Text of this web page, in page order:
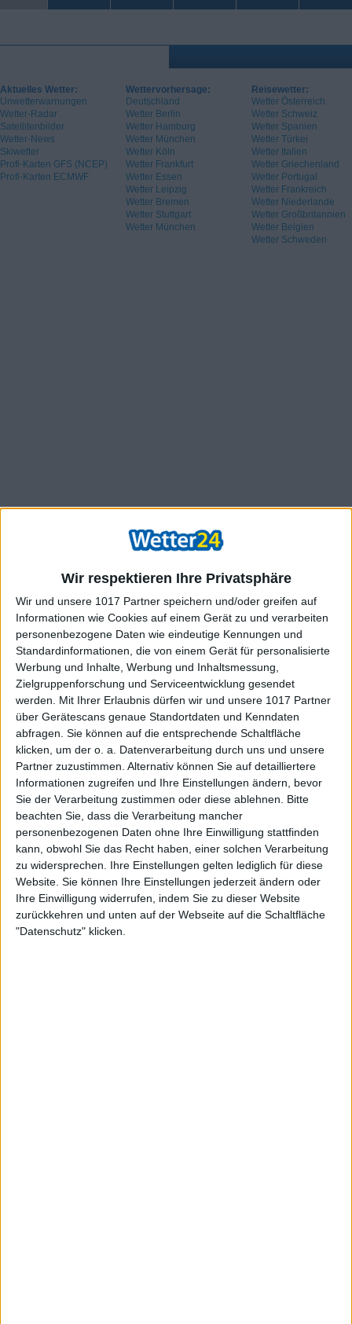
Wir respektieren Ihre Privatsphäre
Wir und unsere 1017 Partner speichern und/oder greifen auf
Informationen wie Cookies auf einem Gerät zu und verarbeiten
personenbezogene Daten wie eindeutige Kennungen und
Standardinformationen, die von einem Gerät für personalisierte
Werbung und Inhalte, Werbung und Inhaltsmessung,
Zielgruppenforschung und Serviceentwicklung gesendet
werden.
Mit Ihrer Erlaubnis dürfen wir und unsere 1017 Partner
über Gerätescans genaue Standortdaten und Kenndaten
abfragen. Sie können auf die entsprechende Schaltfläche
klicken, um der o. a. Datenverarbeitung durch uns und unsere
Partner zuzustimmen. Alternativ können Sie auf detailliertere
Informationen zugreifen und Ihre Einstellungen ändern, bevor
Sie der Verarbeitung zustimmen oder diese ablehnen.
Bitte
beachten Sie, dass die Verarbeitung mancher
personenbezogenen Daten ohne Ihre Einwilligung stattfinden
kann, obwohl Sie das Recht haben, einer solchen Verarbeitung
zu widersprechen. Ihre Einstellungen gelten lediglich für diese
Website. Sie können Ihre Einstellungen jederzeit ändern oder
Ihre Einwilligung widerrufen, indem Sie zu dieser Website
zurückkehren und unten auf der Webseite auf die Schaltfläche
"Datenschutz" klicken.
Aktuelles Wetter:
Unwetterwarnungen
Wetter-Radar
Satellitenbilder
Wetter-News
Skiwetter
Profi-Karten GFS (NCEP)
Profi-Karten ECMWF
Wettervorhersage:
Deutschland
Wetter Berlin
Wetter Hamburg
Wetter München
Wetter Köln
Wetter Frankfurt
Wetter Essen
Wetter Leipzig
Wetter Bremen
Wetter Stuttgart
Wetter München
Reisewetter:
Wetter Österreich
Wetter Schweiz
Wetter Spanien
Wetter Türkei
Wetter Italien
Wetter Griechenland
Wetter Portugal
Wetter Frankreich
Wetter Niederlande
Wetter Großbritannien
Wetter Belgien
Wetter Schweden